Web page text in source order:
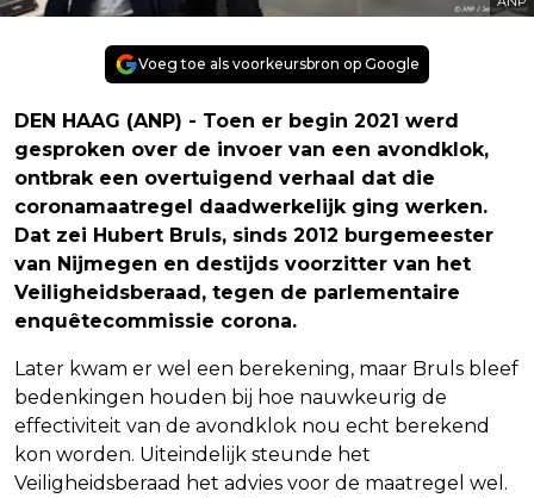
Voeg toe als voorkeursbron op Google
DEN HAAG (ANP) - Toen er begin 2021 werd
gesproken over de invoer van een avondklok,
ontbrak een overtuigend verhaal dat die
coronamaatregel daadwerkelijk ging werken.
Dat zei Hubert Bruls, sinds 2012 burgemeester
van Nijmegen en destijds voorzitter van het
Veiligheidsberaad, tegen de parlementaire
enquêtecommissie corona.
Later kwam er wel een berekening, maar Bruls bleef
bedenkingen houden bij hoe nauwkeurig de
effectiviteit van de avondklok nou echt berekend
kon worden. Uiteindelijk steunde het
Veiligheidsberaad het advies voor de maatregel wel.